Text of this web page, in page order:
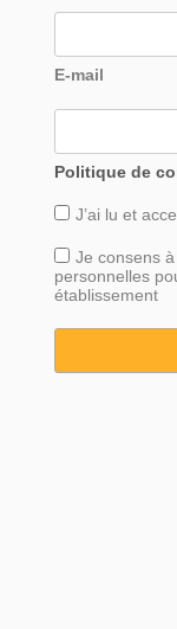
E-mail
Politique de
J’ai lu et
Je consens
personnelles
établissement